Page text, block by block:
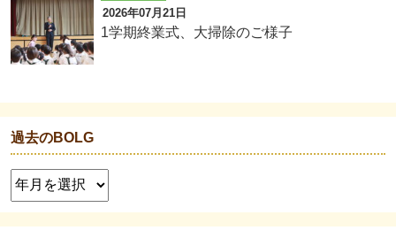
2026年07月21日
1学期終業式、大掃除のご様子
過去のBOLG